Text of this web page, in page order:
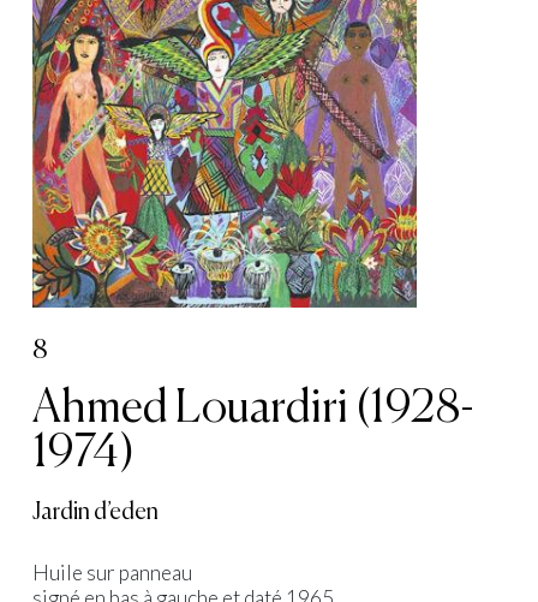
8
Ahmed Louardiri (1928-
1974)
Jardin d’eden
Huile sur panneau